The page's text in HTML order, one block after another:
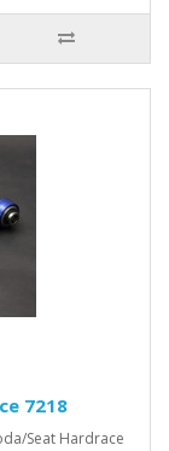
7218
Seat Hardrace